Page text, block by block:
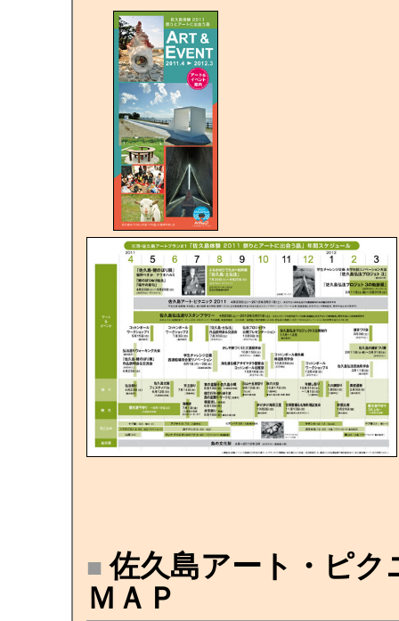
■ 佐久島アート・ピク
ＭＡＰ